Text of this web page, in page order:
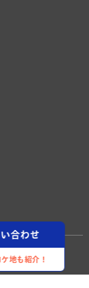
合わせ
地も紹介！